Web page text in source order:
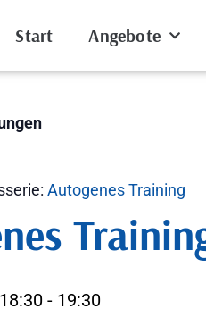
Start Angebote
Autogenes Training
- 19:30